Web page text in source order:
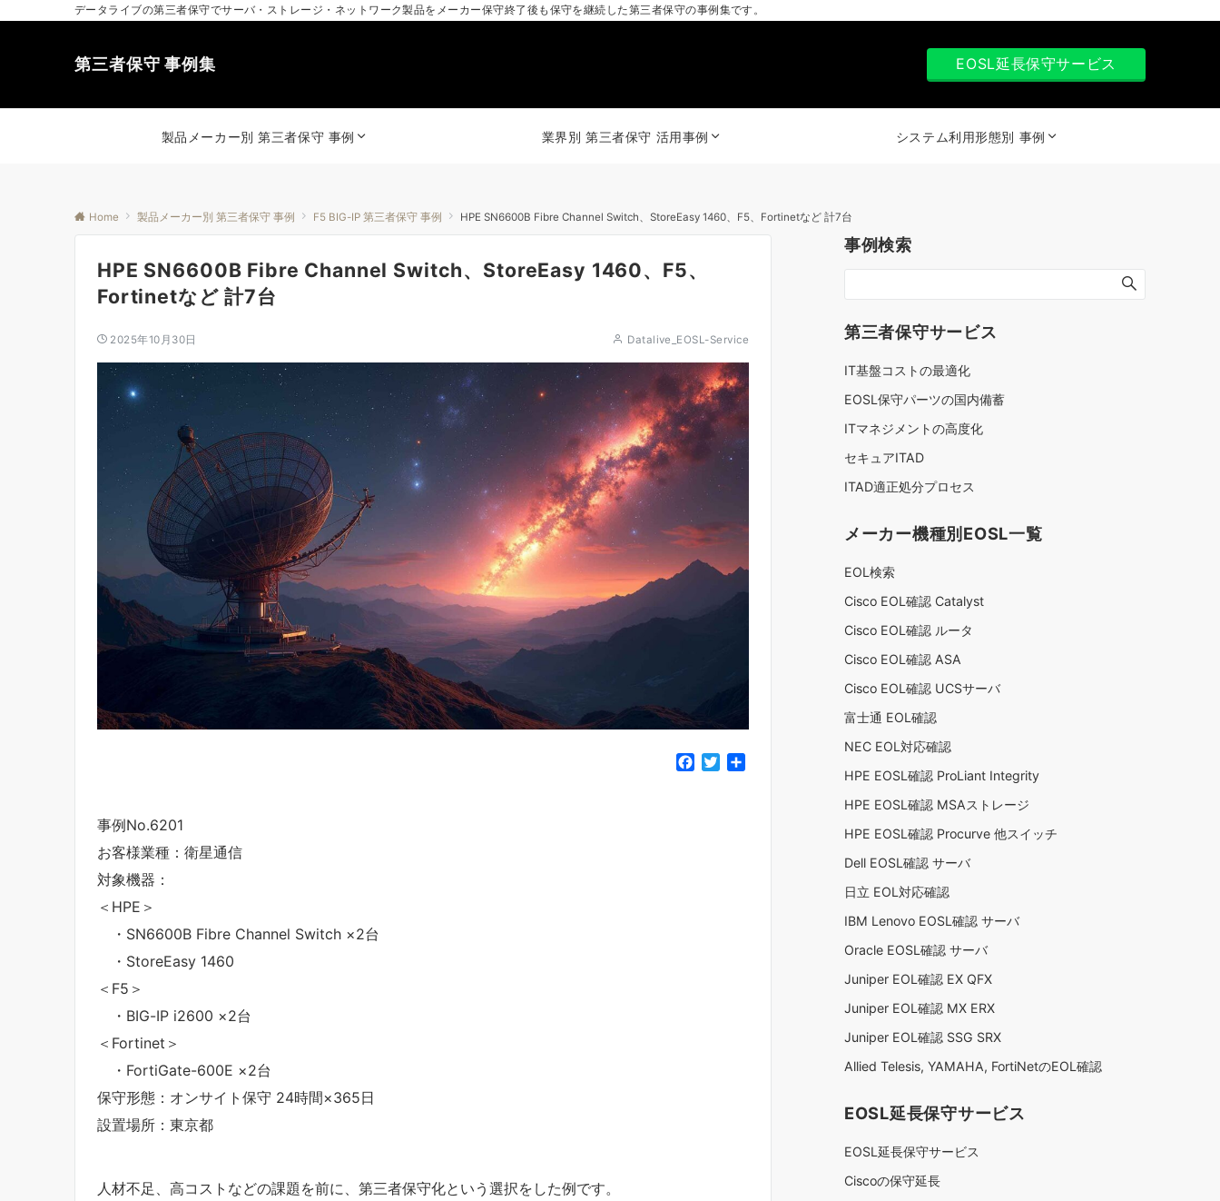
データライブの第三者保守でサーバ・ストレージ・ネットワーク製品をメーカー保守終了後も保守を継続した第三者保守の事例集です。
第三者保守 事例集 EOSL延長保守サービス
製品メーカー別 第三者保守 事例 業界別 第三者保守 活用事例 システム利用形態別 事例
Home 製品メーカー別 第三者保守 事例 F5 BIG-IP 第三者保守 事例 HPE SN6600B Fibre Channel Switch、StoreEasy 1460、F5、Fortinetなど 計7台
HPE SN6600B Fibre Channel Switch、StoreEasy 1460、F5、
Fortinetなど 計7台
2025年10月30日 Datalive_EOSL-Service
事例No.6201
お客様業種：衛星通信
対象機器：
＜HPE＞
・SN6600B Fibre Channel Switch ×2台
・StoreEasy 1460
＜F5＞
・BIG-IP i2600 ×2台
＜Fortinet＞
・FortiGate-600E ×2台
保守形態：オンサイト保守 24時間×365日
設置場所：東京都
人材不足、高コストなどの課題を前に、第三者保守化という選択をした例です。
事例検索
第三者保守サービス
IT基盤コストの最適化
EOSL保守パーツの国内備蓄
ITマネジメントの高度化
セキュアITAD
ITAD適正処分プロセス
メーカー機種別EOSL一覧
EOL検索
Cisco EOL確認 Catalyst
Cisco EOL確認 ルータ
Cisco EOL確認 ASA
Cisco EOL確認 UCSサーバ
富士通 EOL確認
NEC EOL対応確認
HPE EOSL確認 ProLiant Integrity
HPE EOSL確認 MSAストレージ
HPE EOSL確認 Procurve 他スイッチ
Dell EOSL確認 サーバ
日立 EOL対応確認
IBM Lenovo EOSL確認 サーバ
Oracle EOSL確認 サーバ
Juniper EOL確認 EX QFX
Juniper EOL確認 MX ERX
Juniper EOL確認 SSG SRX
Allied Telesis, YAMAHA, FortiNetのEOL確認
EOSL延長保守サービス
EOSL延長保守サービス
Ciscoの保守延長